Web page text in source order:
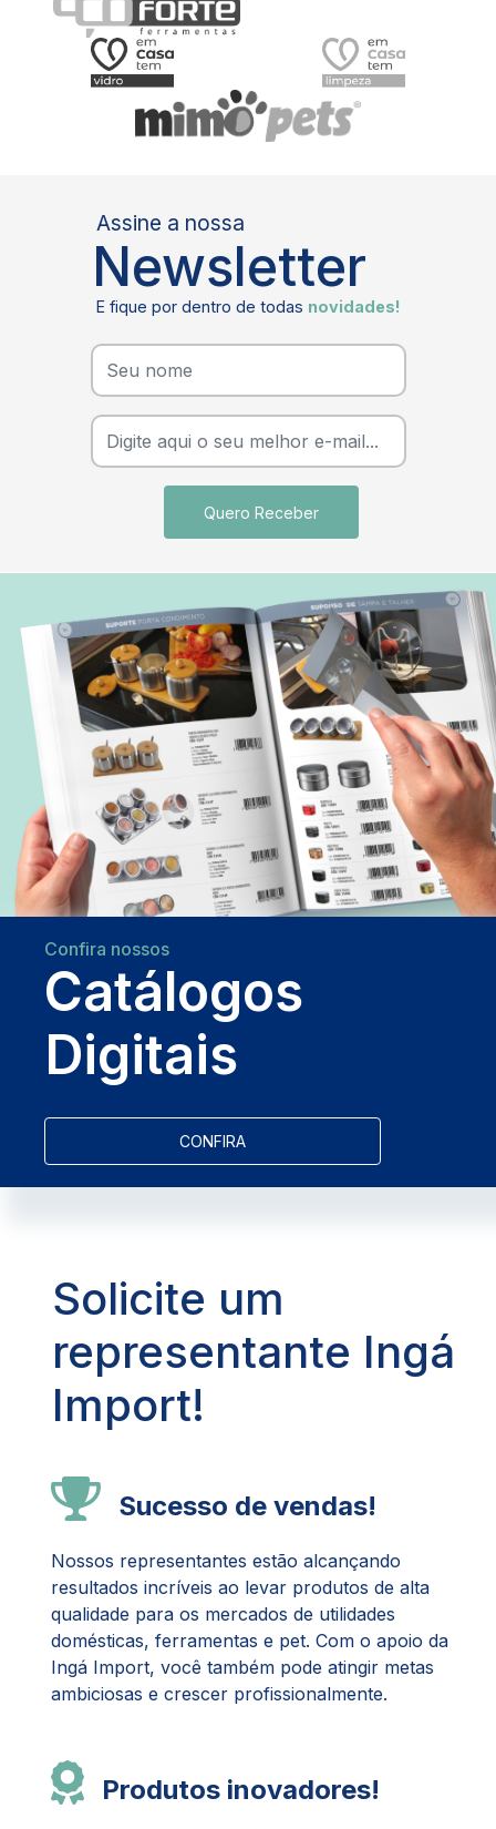
Assine a nossa
Newsletter
E fique por dentro de todas novidades!
Quero Receber
Confira nossos
Catálogos
Digitais
CONFIRA
Solicite um
representante Ingá
Import!
Sucesso de vendas!
Nossos representantes estão alcançando
resultados incríveis ao levar produtos de alta
qualidade para os mercados de utilidades
domésticas, ferramentas e pet. Com o apoio da
Ingá Import, você também pode atingir metas
ambiciosas e crescer profissionalmente.
Produtos inovadores!